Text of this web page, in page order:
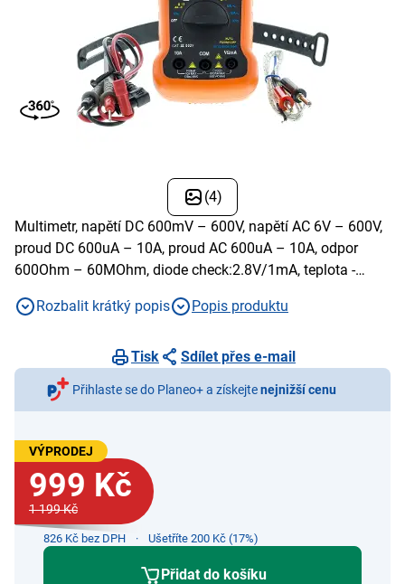
(4)
Multimetr, napětí DC 600mV – 600V, napětí AC 6V – 600V,
proud DC 600uA – 10A, proud AC 600uA – 10A, odpor
600Ohm – 60MOhm, diode check:2.8V/1mA, teplota -
Rozbalit krátký popis
Popis produktu
Tisk Sdílet přes e-mail
Přihlaste se do Planeo+ a získejtenejnižší cenu
VÝPRODEJ
999 Kč
1 199 Kč
826 Kč bez DPH Ušetříte 200 Kč (17%)
Přidat do košíku